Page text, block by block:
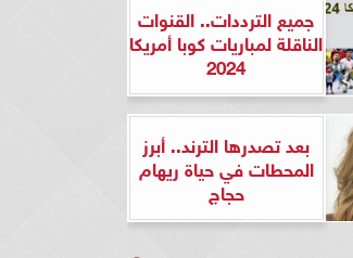
جميع الترددات.. القنوات
الناقلة لمباريات كوبا أمريكا
2024
بعد تصدرها الترند.. أبرز
المحطات في حياة ريهام
حجاج